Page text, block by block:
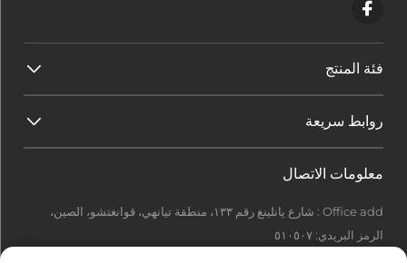
فئة المنتج
روابط سريعة
معلومات الاتصال
Office add : شارع يانلينغ رقم ١٣٣، منطقة تيانهي، قوانغتشو، الصين،
الرمز البريدي: ٥١٠٥٠٧